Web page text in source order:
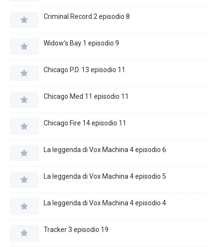
Criminal Record 2 episodio 8
Widow’s Bay 1 episodio 9
Chicago P.D. 13 episodio 11
Chicago Med 11 episodio 11
Chicago Fire 14 episodio 11
La leggenda di Vox Machina 4 episodio 6
La leggenda di Vox Machina 4 episodio 5
La leggenda di Vox Machina 4 episodio 4
Tracker 3 episodio 19